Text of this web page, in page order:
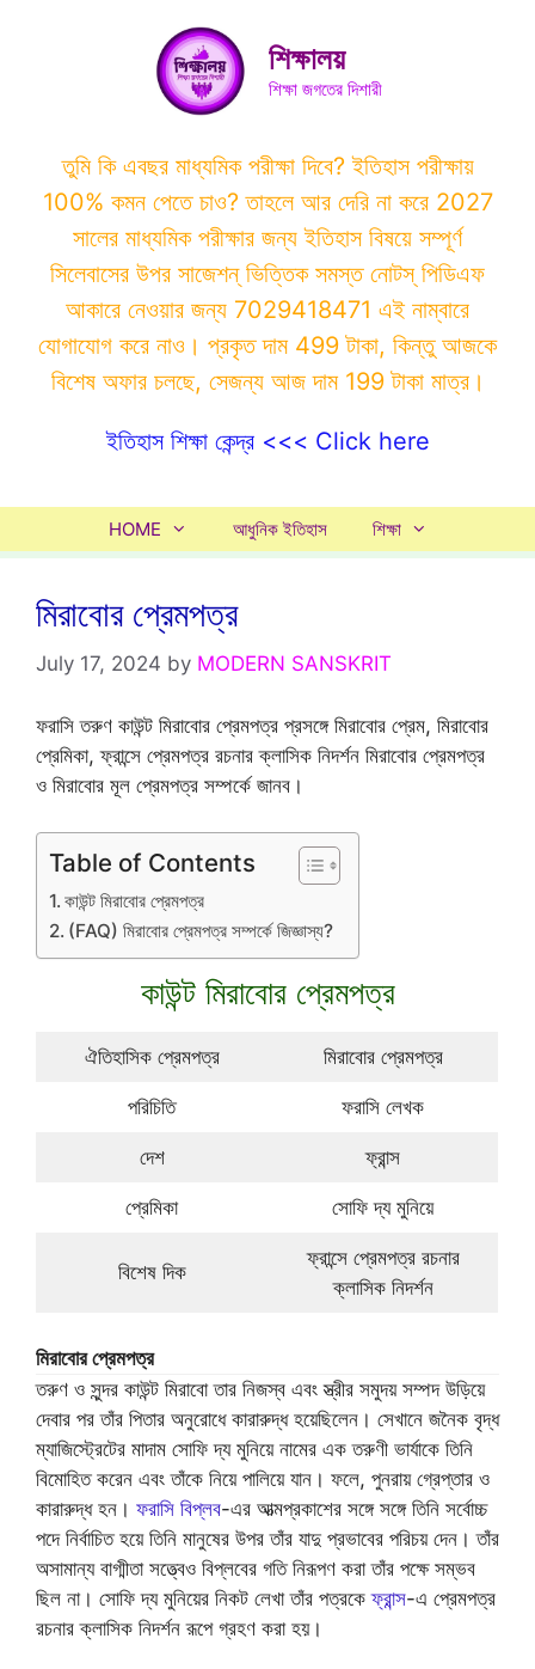
শিক্ষালয়
শিক্ষা জগতের দিশারী
তুমি কি এবছর মাধ্যমিক পরীক্ষা দিবে? ইতিহাস পরীক্ষায়
100% কমন পেতে চাও? তাহলে আর দেরি না করে 2027
সালের মাধ্যমিক পরীক্ষার জন্য ইতিহাস বিষয়ে সম্পূর্ণ
সিলেবাসের উপর সাজেশন্ ভিত্তিক সমস্ত নোটস্ পিডিএফ
আকারে নেওয়ার জন্য 7029418471 এই নাম্বারে
যোগাযোগ করে নাও। প্রকৃত দাম 499 টাকা, কিন্তু আজকে
বিশেষ অফার চলছে, সেজন্য আজ দাম 199 টাকা মাত্র।
ইতিহাস শিক্ষা কেন্দ্র <<< Click here
HOME আধুনিক ইতিহাস শিক্ষা
মিরাবোর প্রেমপত্র
July 17, 2024 by MODERN SANSKRIT
ফরাসি তরুণ কাউন্ট মিরাবোর প্রেমপত্র প্রসঙ্গে মিরাবোর প্রেম, মিরাবোর
প্রেমিকা, ফ্রান্সে প্রেমপত্র রচনার ক্লাসিক নিদর্শন মিরাবোর প্রেমপত্র
ও মিরাবোর মূল প্রেমপত্র সম্পর্কে জানব।
Table of Contents
কাউন্ট মিরাবোর প্রেমপত্র
(FAQ) মিরাবোর প্রেমপত্র সম্পর্কে জিজ্ঞাস্য?
কাউন্ট মিরাবোর প্রেমপত্র
ঐতিহাসিক প্রেমপত্র মিরাবোর প্রেমপত্র
পরিচিতি ফরাসি লেখক
দেশ ফ্রান্স
প্রেমিকা সোফি দ্য মুনিয়ে
বিশেষ দিক
ফ্রান্সে প্রেমপত্র রচনার
ক্লাসিক নিদর্শন
মিরাবোর প্রেমপত্র
তরুণ ও সুন্দর কাউন্ট মিরাবো তার নিজস্ব এবং স্ত্রীর সমুদয় সম্পদ উড়িয়ে
দেবার পর তাঁর পিতার অনুরোধে কারারুদ্ধ হয়েছিলেন। সেখানে জনৈক বৃদ্ধ
ম্যাজিস্ট্রেটের মাদাম সোফি দ্য মুনিয়ে নামের এক তরুণী ভার্যাকে তিনি
বিমোহিত করেন এবং তাঁকে নিয়ে পালিয়ে যান। ফলে, পুনরায় গ্রেপ্তার ও
কারারুদ্ধ হন। ফরাসি বিপ্লব-এর আত্মপ্রকাশের সঙ্গে সঙ্গে তিনি সর্বোচ্চ
পদে নির্বাচিত হয়ে তিনি মানুষের উপর তাঁর যাদু প্রভাবের পরিচয় দেন। তাঁর
অসামান্য বাগ্মীতা সত্ত্বেও বিপ্লবের গতি নিরূপণ করা তাঁর পক্ষে সম্ভব
ছিল না। সোফি দ্য মুনিয়ের নিকট লেখা তাঁর পত্রকেফ্রান্স-এ প্রেমপত্র
রচনার ক্লাসিক নিদর্শন রূপে গ্রহণ করা হয়।